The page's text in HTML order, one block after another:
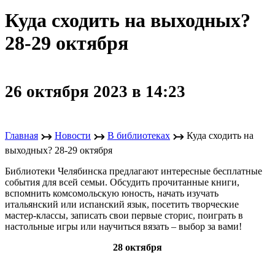
Куда сходить на выходных?
28-29 октября
26 октября 2023 в 14:23
Главная ↣ Новости ↣ В библиотеках ↣ Куда сходить на
выходных? 28-29 октября
Библиотеки Челябинска предлагают интересные бесплатные
события для всей семьи. Обсудить прочитанные книги,
вспомнить комсомольскую юность, начать изучать
итальянский или испанский язык, посетить творческие
мастер-классы, записать свои первые сторис, поиграть в
настольные игры или научиться вязать – выбор за вами!
28 октября